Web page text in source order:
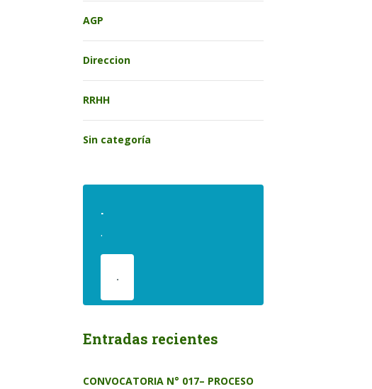
AGP
Direccion
RRHH
Sin categoría
.
.
.
Entradas recientes
CONVOCATORIA N° 017– PROCESO